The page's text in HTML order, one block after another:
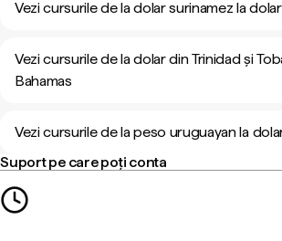
Vezi cursurile de la dolar surinamez la
Vezi cursurile de la dolar din Trinidad și
Bahamas
Vezi cursurile de la peso uruguayan la
Suport pe care poți conta